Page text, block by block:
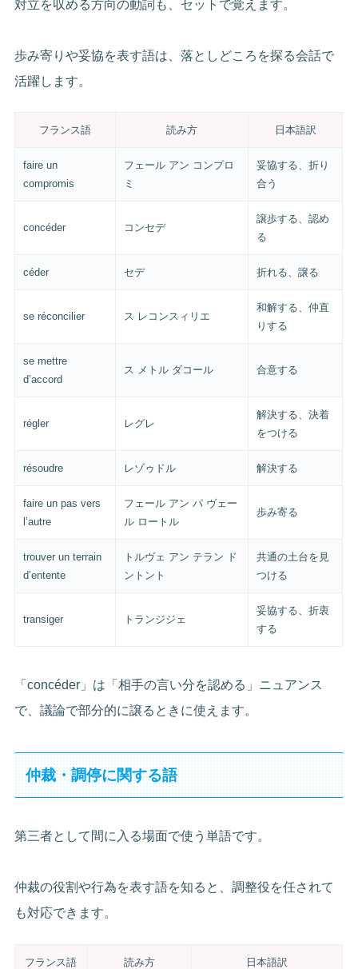
対立を収める方向の動詞も、セットで覚えます。
歩み寄りや妥協を表す語は、落としどころを探る会話で
活躍します。
フランス語 読み方 日本語訳
faire un
compromis
フェール アン コンプロ
ミ
妥協する、折り
合う
concéder コンセデ
譲歩する、認め
る
céder セデ 折れる、譲る
se réconcilier ス レコンスィリエ
和解する、仲直
りする
se mettre
d’accord
ス メトル ダコール 合意する
régler レグレ
解決する、決着
をつける
résoudre レゾゥドル 解決する
faire un pas vers
l’autre
フェール アン パ ヴェー
ル ロートル
歩み寄る
trouver un terrain
d’entente
トルヴェ アン テラン ド
ントント
共通の土台を見
つける
transiger トランジジェ
妥協する、折衷
する
「concéder」は「相手の言い分を認める」ニュアンス
で、議論で部分的に譲るときに使えます。
仲裁・調停に関する語
第三者として間に入る場面で使う単語です。
仲裁の役割や行為を表す語を知ると、調整役を任されて
も対応できます。
フランス語 読み方 日本語訳